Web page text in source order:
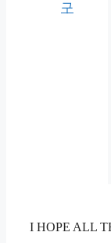
구
I HOPE ALL